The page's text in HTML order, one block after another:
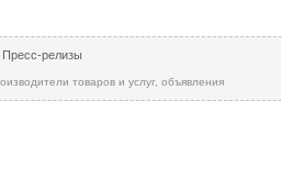
Пресс-релизы
товаров и услуг, объявления